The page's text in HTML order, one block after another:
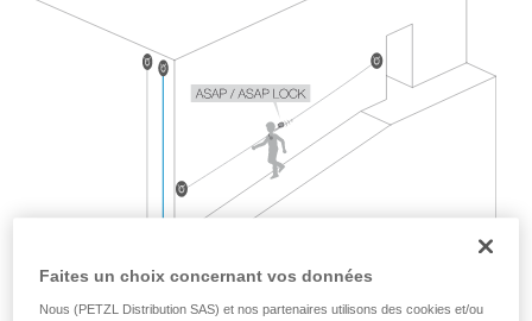
formation et un entraînement spécifique. Validez
avec un professionnel votre capacité à refaire
la manipulation, seul, en toute sécurité, avant
de la reproduire en autonomie.
Nous donnons des exemples de techniques
liées à votre activité. Il peut en exister d’autres
que nous ne décrivons pas ici.
Faites un choix concernant vos données
Nous (PETZL Distribution SAS) et nos partenaires utilisons des cookies et/ou